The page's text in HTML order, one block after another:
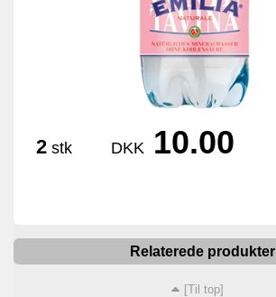
2 stk DKK 10.00
Relaterede produkter
[Til top]